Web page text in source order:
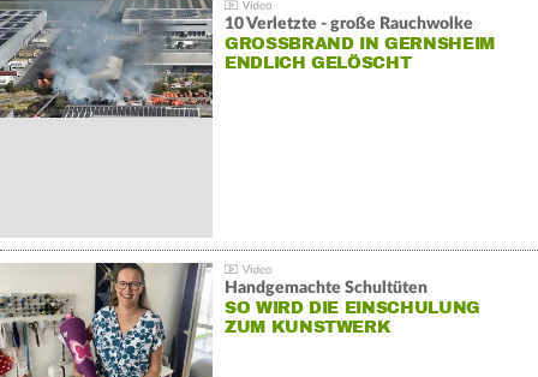
10 Verletzte - große Rauchwolke
GROSSBRAND IN GERNSHEIM E
NDLICH GELÖSCHT
Handgemachte Schultüten
SO WIRD DIE EINSCHULUNG
ZUM KUNSTWERK